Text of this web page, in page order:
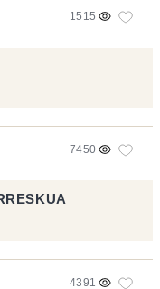
1515
7450
4391